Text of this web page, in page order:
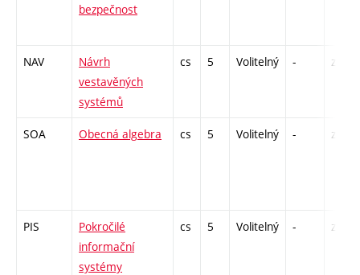
bezpečnost
NAV
Návrh
vestavěných
systémů
cs 5 Volitelný - zk
SOA Obecná algebra cs 5 Volitelný - zá,zk
PIS
Pokročilé
informační
systémy
cs 5 Volitelný - zá,zk